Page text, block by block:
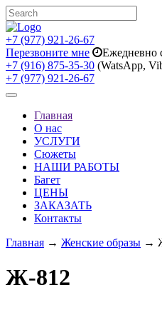
+7 (977) 921-26-67
Перезвоните мне
Ежедневно
+7 (916) 875-35-30 (WatsApp,
+7 (977) 921-26-67
Toggle
navigationГлавная
О нас
УСЛУГИ
Сюжеты
НАШИ РАБОТЫ
Багет
ЦЕНЫ
ЗАКАЗАТЬ
Контакты
Главная → Женские образы →
Ж-812